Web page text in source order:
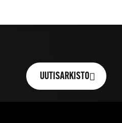
UUTISARKISTO